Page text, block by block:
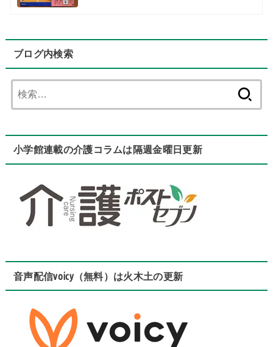
ブログ内検索
索:
小学館連載の介護コラムは隔週金曜日更新
音声配信voicy（無料）は火木土の更新